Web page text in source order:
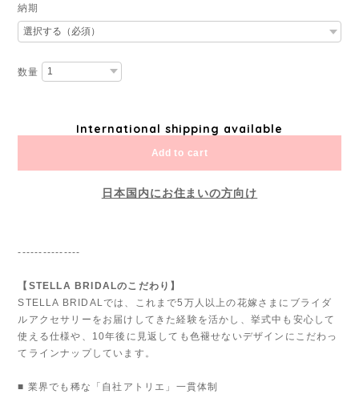
納期
数量
International shipping available
Add to cart
日本国内にお住まいの方向け
---------------
【STELLA BRIDALのこだわり】
STELLA BRIDALでは、これまで5万人以上の花嫁さまにブライダ
ルアクセサリーをお届けしてきた経験を活かし、挙式中も安心して
使える仕様や、10年後に見返しても色褪せないデザインにこだわっ
てラインナップしています。
■ 業界でも稀な「自社アトリエ」一貫体制